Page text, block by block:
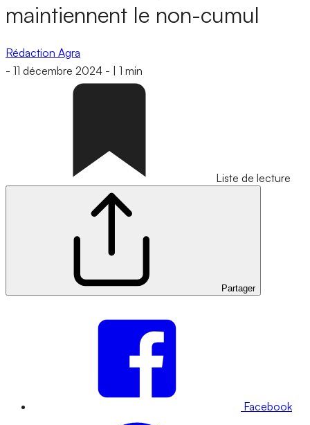
maintiennent le non-cumul
Rédaction Agra
- 11 décembre 2024 - 1 min
Liste de lecture
Partager
Facebook